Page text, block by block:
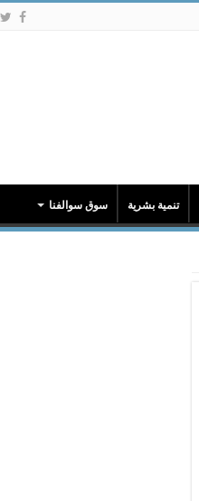
تنمية بشرية سوق سوالفنا